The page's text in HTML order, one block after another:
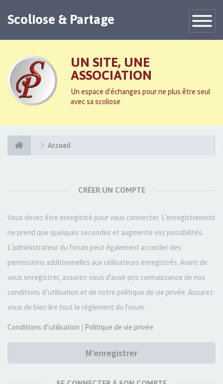
Toggle
Scoliose & Partage
UN SITE, UNE
ASSOCIATION
Un espace d'échanges pour ne plus être seul
avec sa scoliose
Accueil
CRÉER UN COMPTE
Vous devez être enregistré pour vous connecter. L’enregistrement
ne prend que quelques secondes et augmente vos possibilités.
L’administrateur du forum peut également accorder des
permissions additionnelles aux utilisateurs enregistrés. Avant de
vous enregistrer, assurez-vous d’avoir pris connaissance de nos
conditions d’utilisation et de notre politique de vie privée. Assurez-
vous de bien lire tout le règlement du forum.
Conditions d’utilisation | Politique de vie privée
M’enregistrer